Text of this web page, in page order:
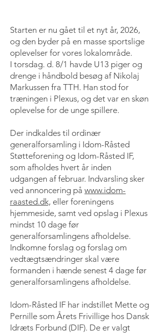
Starten er nu gået til et nyt år, 2026,
og den byder på en masse sportslige
oplevelser for vores lokalområde.
I torsdag. d. 8/1 havde U13 piger og
drenge i håndbold besøg af Nikolaj
Markussen fra TTH. Han stod for
træningen i Plexus, og det var en skøn
oplevelse for de unge spillere.
Der indkaldes til ordinær
generalforsamling i Idom-Råsted
Støtteforening og Idom-Råsted IF,
som afholdes hvert år inden
udgangen af februar. Indvarsling sker
ved annoncering på www.idom-
raasted.dk, eller foreningens
hjemmeside, samt ved opslag i Plexus
mindst 10 dage før
generalforsamlingens afholdelse.
Indkomne forslag og forslag om
vedtægtsændringer skal være
formanden i hænde senest 4 dage før
generalforsamlingens afholdelse.
Idom-Råsted IF har indstillet Mette og
Pernille som Årets Frivillige hos Dansk
Idræts Forbund (DIF). De er valgt